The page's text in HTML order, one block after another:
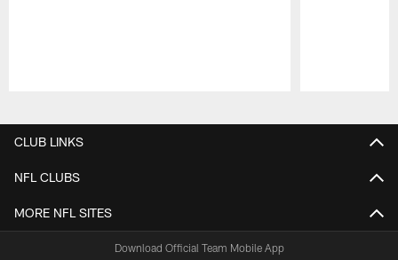
CLUB LINKS
NFL CLUBS
MORE NFL SITES
Download Official Team Mobile App